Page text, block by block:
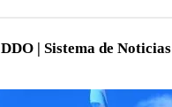
DDO | Sistema de Noticias